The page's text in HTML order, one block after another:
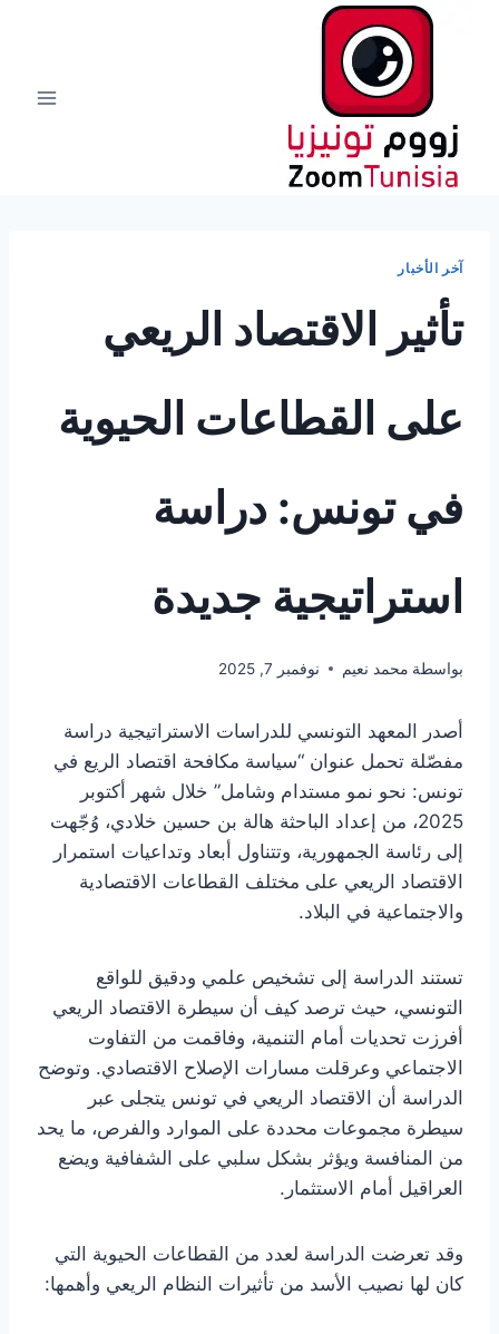
آخر الأخبار
تأثير الاقتصاد الريعي
على القطاعات الحيوية
في تونس: دراسة
استراتيجية جديدة
بواسطة محمد نعيم نوفمبر 7, 2025
أصدر المعهد التونسي للدراسات الاستراتيجية دراسة
مفصّلة تحمل عنوان “سياسة مكافحة اقتصاد الريع في
تونس: نحو نمو مستدام وشامل” خلال شهر أكتوبر
2025، من إعداد الباحثة هالة بن حسين خلادي، وُجّهت
إلى رئاسة الجمهورية، وتتناول أبعاد وتداعيات استمرار
الاقتصاد الريعي على مختلف القطاعات الاقتصادية
والاجتماعية في البلاد.
تستند الدراسة إلى تشخيص علمي ودقيق للواقع
التونسي، حيث ترصد كيف أن سيطرة الاقتصاد الريعي
أفرزت تحديات أمام التنمية، وفاقمت من التفاوت
الاجتماعي وعرقلت مسارات الإصلاح الاقتصادي. وتوضح
الدراسة أن الاقتصاد الريعي في تونس يتجلى عبر
سيطرة مجموعات محددة على الموارد والفرص، ما يحد
من المنافسة ويؤثر بشكل سلبي على الشفافية ويضع
العراقيل أمام الاستثمار.
وقد تعرضت الدراسة لعدد من القطاعات الحيوية التي
كان لها نصيب الأسد من تأثيرات النظام الريعي وأهمها: